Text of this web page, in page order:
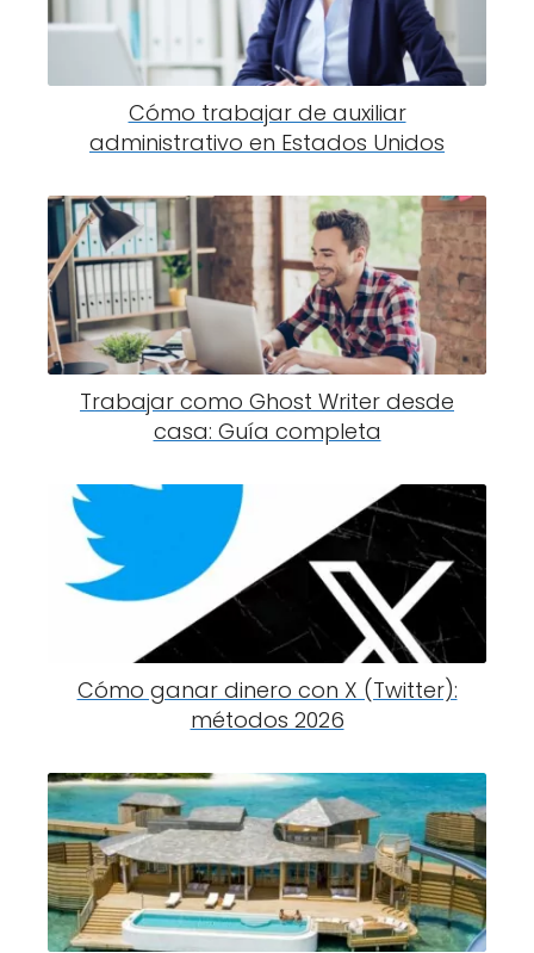
Cómo trabajar de auxiliar
administrativo en Estados Unidos
Trabajar como Ghost Writer desde
casa: Guía completa
Cómo ganar dinero con X (Twitter):
métodos 2026